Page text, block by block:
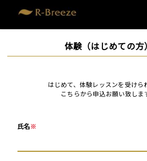
体験（はじめての方）
はじめて、体験レッスンを受けら
こちらから申込お願い致しま
氏名※